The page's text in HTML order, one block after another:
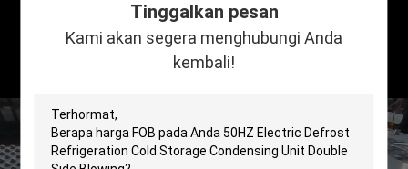
Tinggalkan pesan
Kami akan segera menghubungi Anda
kembali!